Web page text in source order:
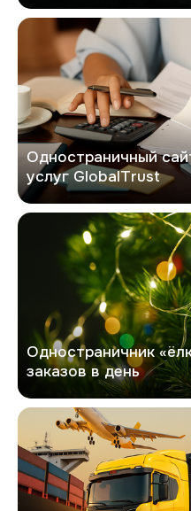
GlobalTrust
Одностраничный
услуг GlobalTrust
Хочешь елку
Одностраничник
заказов в день
Фаст Автотранс